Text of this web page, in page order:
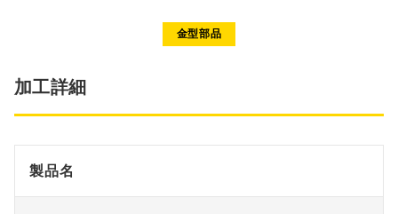
金型部品
加工詳細
製品名